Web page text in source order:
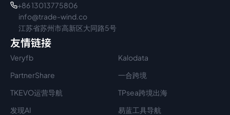
+86 13013775806
info@trade-wind.co
江苏省苏州市高新区大同路5号
友情链接
Veryfb
Kalodata
PartnerShare
一合跨境
TKEVO运营导航
TPsea跨境出海
发现AI
易蓝工具导航